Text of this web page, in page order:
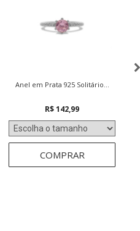
Anel em Prata 925 Solitário...
R$ 142,99
COMPRAR